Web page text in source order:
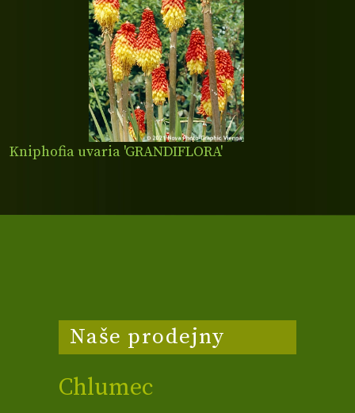
Kniphofia uvaria 'GRANDIFLORA'
Naše prodejny
Chlumec